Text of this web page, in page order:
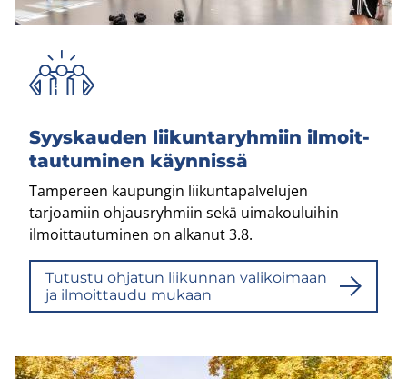
Syys­kau­den lii­kun­ta­ryh­miin il­moit­
tau­tu­mi­nen käyn­nis­sä
Tampereen kaupungin liikuntapalvelujen
tarjoamiin ohjausryhmiin sekä uimakouluihin
ilmoittautuminen on alkanut 3.8.
Tu­tus­tu oh­ja­tun lii­kun­nan va­li­koi­maan
ja il­moit­tau­du mu­kaan